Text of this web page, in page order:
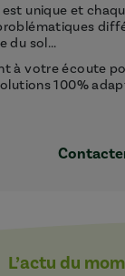
unique et
du sol...
à votre écoute
100%
L’actu du